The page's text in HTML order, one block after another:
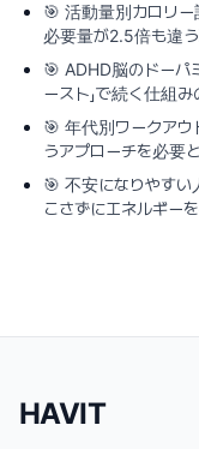
🎯 活動量別カロリー
必要量が2.5倍も違
🎯 ADHD脳のドーパ
ースト」で続く仕組
🎯 年代別ワークア
うアプローチを必要
🎯 不安になりやすい
こさずにエネルギー
HAVIT